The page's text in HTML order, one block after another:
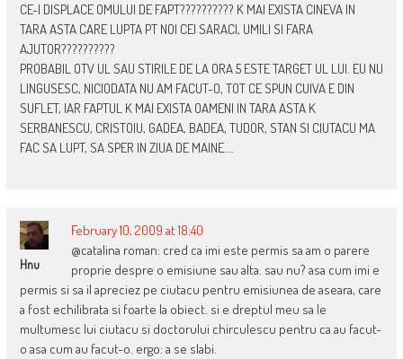
CE-I DISPLACE OMULUI DE FAPT?????????? K MAI EXISTA CINEVA IN
TARA ASTA CARE LUPTA PT NOI CEI SARACI, UMILI SI FARA
AJUTOR??????????
PROBABIL OTV UL SAU STIRILE DE LA ORA 5 ESTE TARGET UL LUI. EU NU
LINGUSESC, NICIODATA NU AM FACUT-O, TOT CE SPUN CUIVA E DIN
SUFLET, IAR FAPTUL K MAI EXISTA OAMENI IN TARA ASTA K
SERBANESCU, CRISTOIU, GADEA, BADEA, TUDOR, STAN SI CIUTACU MA
FAC SA LUPT, SA SPER IN ZIUA DE MAINE….
Hnu
February 10, 2009 at 18:40
@catalina roman: cred ca imi este permis sa am o parere
proprie despre o emisiune sau alta. sau nu? asa cum imi e
permis si sa il apreciez pe ciutacu pentru emisiunea de aseara, care
a fost echilibrata si foarte la obiect. si e dreptul meu sa le
multumesc lui ciutacu si doctorului chirculescu pentru ca au facut-
o asa cum au facut-o. ergo: a se slabi.